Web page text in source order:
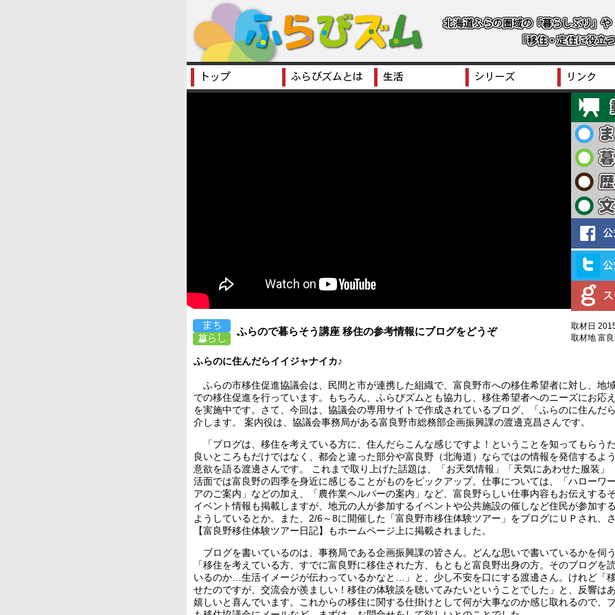
ふらので暮らそう講座 移住の参考情報にブログをどうぞ
取材日
取材地 富
ふらのに住んだらイイジャナイカ♪
ふらの市移住促進協議会は、民間と市が連携した組織で、富良野市への移住希望者に対し、地
での移住促進を行っています。もちろん、ふらびズムとも協力し、移住希望者へのニーズにお応
を実施中です。さて、今回は、協議会の専用サイトで作成されているブログ、「ふらのに住んだ
介します。 案内役は、協議会事務局がある富良野市総務部企画振興課の渡邊克昌さんです。
「ブログは、移住を考えている方に、住んだらこんな感じですよ！ということを知ってもらう
良いところもだけではなく、都会と違った部分や富良野（北海道）ならではの情報を発信するよ
意欲を語る渡邊さんです。 これまで取り上げた話題は、「お天気情報」「天気にあわせた服装」
活面では富良野の四季を身近に感じることがものをピックアップ。仕事については、「ハローワ
アのご案内」などの加え、「農作業ヘルパーの案内」など、富良野らしい仕事内容もお伝えする
イベント情報も掲載しますが、地元の人が参加するイベントや公共施設の催しなど住民が参加す
ようしているとか。また、2/6～8に開催した「富良野市移住体験ツアー」をブログにＵＰされ、
【富良野移住体験ツアー日記】もホームページ上に掲載されました。
ブログを書いているのは、事務局である企画振興課の皆さん。どんな思いで書いているかを伺
「移住を考えている方、すでに富良野に移住された方、もともと富良野出身の方。そのブログを
いるのか…生活イメージが伝わっているかなと…」と、少し不安を口にする渡邊さん。けれど「
せたのですが、交流会が羨ましい！移住の体験談を聴いてみたいということでした」と、反響は
嬉しいと喜んでいます。これからの移住に関する仕掛けとして何が大事なのか感じ取れるので、